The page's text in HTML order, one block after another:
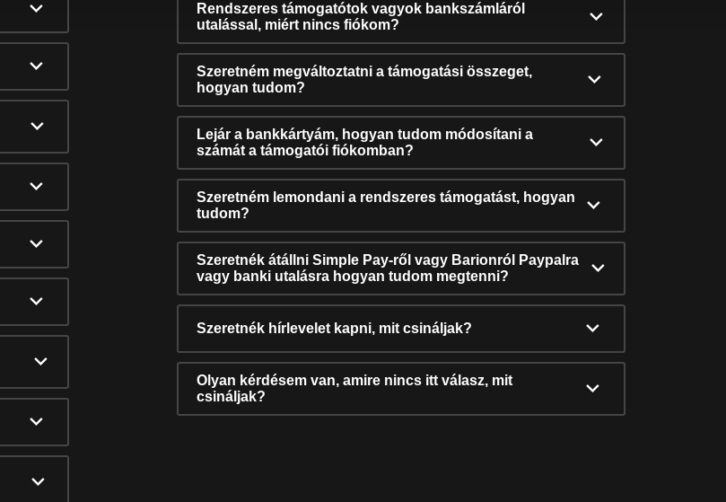
Rendszeres támogatótok vagyok bankszámláról
utalással, miért nincs fiókom?
Szeretném megváltoztatni a támogatási összeget,
hogyan tudom?
Lejár a bankkártyám, hogyan tudom módosítani a
számát a támogatói fiókomban?
Szeretném lemondani a rendszeres támogatást, hogyan
tudom?
Szeretnék átállni Simple Pay-ről vagy Barionról Paypalra
vagy banki utalásra hogyan tudom megtenni?
Szeretnék hírlevelet kapni, mit csináljak?
Olyan kérdésem van, amire nincs itt válasz, mit
csináljak?